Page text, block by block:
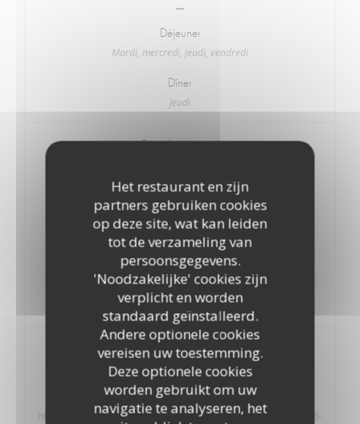
Het restaurant en zijn
partners gebruiken cookies
op deze site, wat kan leiden
tot de verzameling van
persoonsgegevens.
'Noodzakelijke' cookies zijn
verplicht en worden
standaard geïnstalleerd.
Andere optionele cookies
vereisen uw toestemming.
Deze optionele cookies
worden gebruikt om uw
navigatie te analyseren, het
Déjeuner
Mardi, mercredi, jeudi, vendredi
Dîner
Jeudi
Prix des repas
Déjeuner
19,00 EUR
Hors apéritif-vin-café.
Dîner
21,00 EUR
Hors apéritif-vin-café.
LP FINOSELLO MENUS
Le Menu ICI
https://api.zenchef.com/api/v2/files/a0fe36cc-7492-4768-9a66-